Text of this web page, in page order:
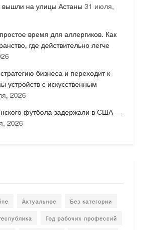
вышли на улицы Астаны 31 июля,
время для аллергиков. Как
где действительно легче
бизнеса и переходит к
устройств с искусственным
2026
футбола задержали в США —
2026
Актуальное Без категории
Год рабочих профессий